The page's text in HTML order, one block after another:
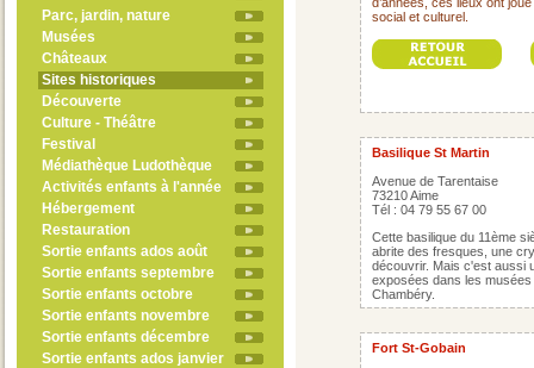
Parc, jardin, nature
Musées
Châteaux
Sites historiques
Découverte
Culture - Théâtre
Festival
Médiathèque Ludothèque
Activités enfants à l'année
Hébergement
Restauration
Sortie enfants ados août
Sortie enfants septembre
Sortie enfants octobre
Sortie enfants novembre
Sortie enfants décembre
Sortie enfants ados janvier
social et culturel.
Basilique St Martin
Avenue de Tarentaise
73210 Aime
Tél : 04 79 55 67 00
Cette basilique du 11ème
abrite des fresques, une
découvrir. Mais c'est aussi
exposées dans les
Chambéry.
Fort St-Gobain